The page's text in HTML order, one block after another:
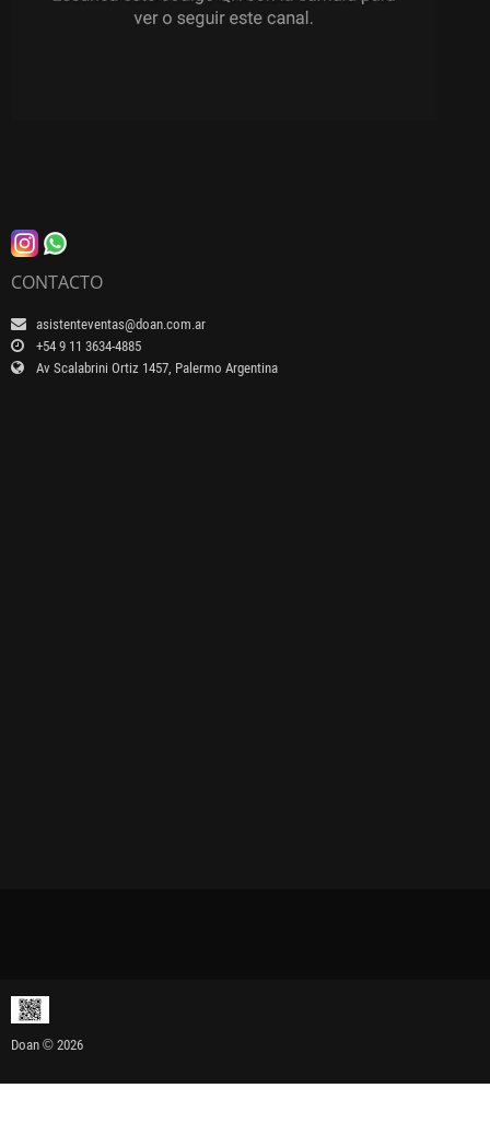
CONTACTO
asistenteventas@doan.com.ar
+54 9 11 3634-4885
Av Scalabrini Ortiz 1457, Palermo Argentina
Doan © 2026